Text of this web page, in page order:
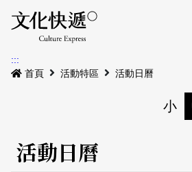
最新公告
本期專題
活動特區
:::
首頁
活動特區 活動日曆
小
活動日曆